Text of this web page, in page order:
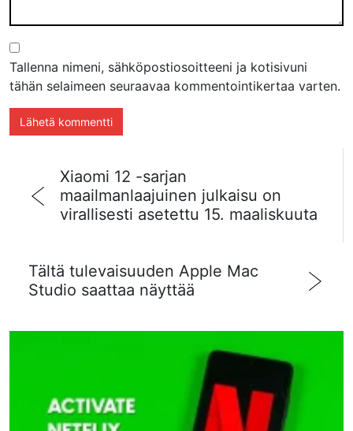
Tallenna nimeni, sähköpostiosoitteeni ja kotisivuni
tähän selaimeen seuraavaa kommentointikertaa varten.
Xiaomi 12 -sarjan
maailmanlaajuinen julkaisu on
virallisesti asetettu 15. maaliskuuta
Tältä tulevaisuuden Apple Mac
Studio saattaa näyttää